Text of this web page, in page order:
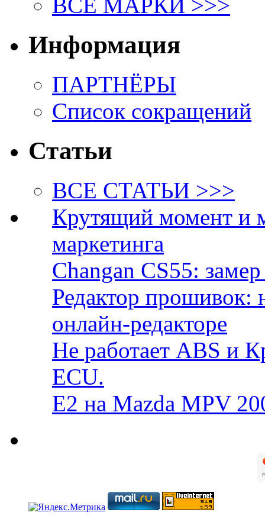
ВСЕ МАРКИ >>>
Информация
ПАРТНЁРЫ
Список сокращений
Статьи
ВСЕ СТАТЬИ >>>
Крутящий момент и
маркетинга
Changan CS55:
Редактор прошивок:
онлайн-редакторе
Не работает ABS и
ECU.
E2 на Mazda MPV